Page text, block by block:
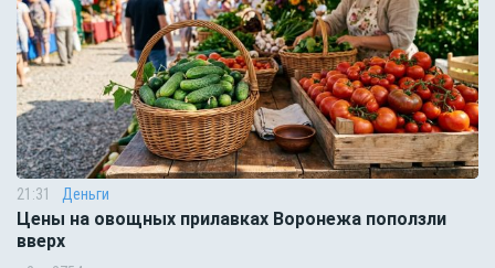
21:31 Деньги
Цены на овощных прилавках Воронежа поползли
вверх